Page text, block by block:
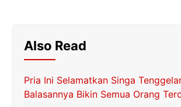
Also Read
Pria Ini Selamatkan Singa
Balasannya Bikin Semua Orang